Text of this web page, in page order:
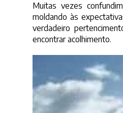
Muitas vezes
moldando às
verdadeiro
encontrar acolhimento.